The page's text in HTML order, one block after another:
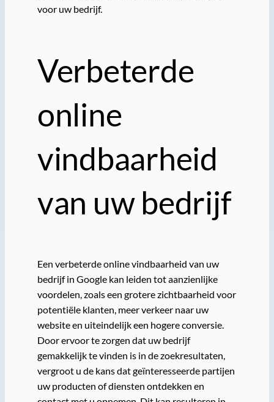
voor uw bedrijf.
Verbeterde
online
vindbaarheid
van uw bedrijf
Een verbeterde online vindbaarheid van uw
bedrijf in Google kan leiden tot aanzienlijke
voordelen, zoals een grotere zichtbaarheid voor
potentiële klanten, meer verkeer naar uw
website en uiteindelijk een hogere conversie.
Door ervoor te zorgen dat uw bedrijf
gemakkelijk te vinden is in de zoekresultaten,
vergroot u de kans dat geïnteresseerde partijen
uw producten of diensten ontdekken en